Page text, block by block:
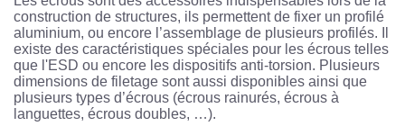
construction de structures, ils permettent de fixer un profilé
aluminium, ou encore l’assemblage de plusieurs profilés. Il
existe des caractéristiques spéciales pour les écrous telles
que l'ESD ou encore les dispositifs anti-torsion. Plusieurs
dimensions de filetage sont aussi disponibles ainsi que
plusieurs types d’écrous (écrous rainurés, écrous à
languettes, écrous doubles, …).